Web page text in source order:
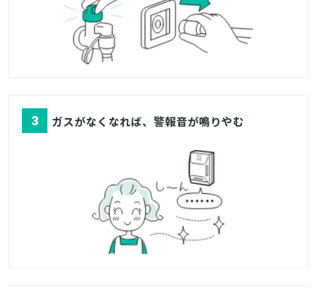
3 ガスがなくなれば、警報音が鳴りやむ